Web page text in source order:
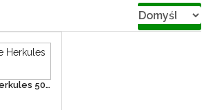
Szukaj
Bongo akrylowe Herkules 50 cm